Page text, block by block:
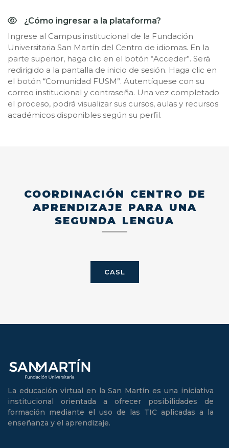
¿Cómo ingresar a la plataforma?
Ingrese al Campus institucional de la Fundación
Universitaria San Martín del Centro de idiomas. En la
parte superior, haga clic en el botón “Acceder”. Será
redirigido a la pantalla de inicio de sesión. Haga clic en
el botón “Comunidad FUSM”. Autentíquese con su
correo institucional y contraseña. Una vez completado
el proceso, podrá visualizar sus cursos, aulas y recursos
académicos disponibles según su perfil.
COORDINACIÓN CENTRO DE
APRENDIZAJE PARA UNA
SEGUNDA LENGUA
CASL
La educación virtual en la San Martín es una iniciativa
institucional orientada a ofrecer posibilidades de
formación mediante el uso de las TIC aplicadas a la
enseñanza y el aprendizaje.